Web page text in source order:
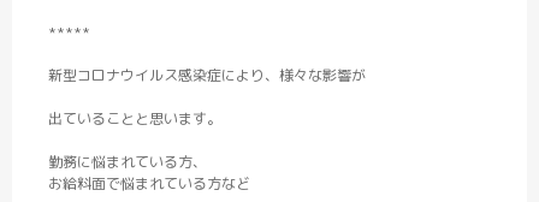
*****
新型コロナウイルス感染症により、様々な影響が
出ていることと思います。
勤務に悩まれている方、
お給料面で悩まれている方など